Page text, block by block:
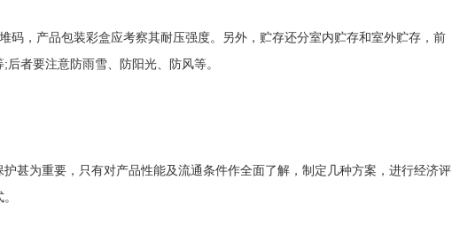
，产品包装彩盒应考察其耐压强度。另外，贮存还分室内贮存和室外贮存，前
者要注意防雨雪、防阳光、防风等。
为重要，只有对产品性能及流通条件作全面了解，制定几种方案，进行经济评